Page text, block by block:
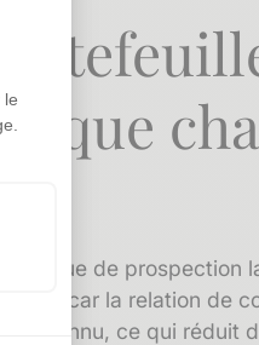
le
que
de prospection
car la relation de
connu, ce qui réduit